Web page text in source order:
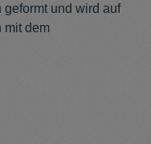
und wird auf
mit dem